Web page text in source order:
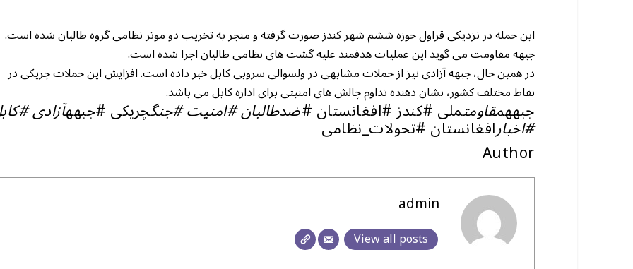
این حمله در نزدیکی قراول حوزه ششم شهر کندز صورت گرفته و منجر به تخریب دو موتر نظامی گروه طالبان شده است.
جبهه مقاومت می گوید این عملیات هدفمند علیه گشت های نظامی طالبان اجرا شده است.
در همین حال، جبهه آزادی نیز از حملات مشابهی در ولسوالی سروبی کابل خبر داده است. افزایش این حملات چریکی در
نقاط مختلف کشور، نشان دهنده تداوم چالش های امنیتی برای اداره کابل می باشد.
جبههمقاومتملی #کندز #افغانستان #ضدطالبان #امنیت #جنگچریکی #جبههآزادی
#اخبارافغانستان #تحولات_نظامی
Author
admin
View all posts